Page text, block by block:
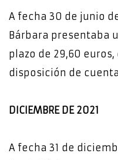
A fecha 30 de junio
Bárbara presentaba
plazo de 29,60
disposición de
DICIEMBRE DE 2021
A fecha 31 de